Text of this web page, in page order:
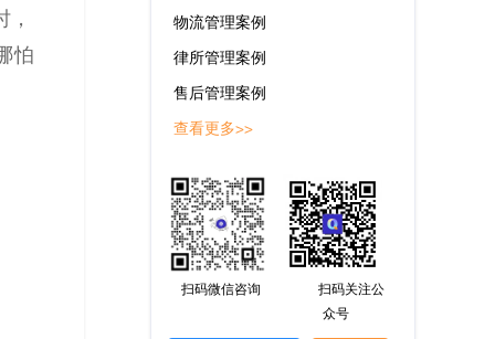
怕
物流管理案例
律所管理案例
售后管理案例
查看更多>>
扫码微信咨询
扫码关注公
众号